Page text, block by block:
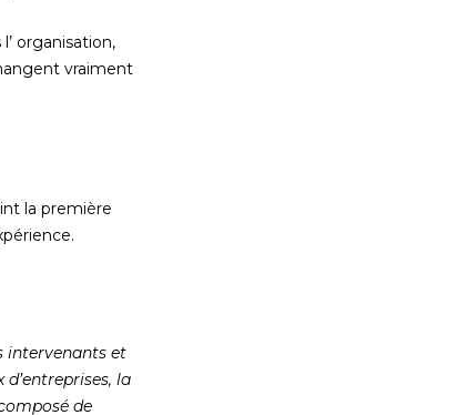
organisation,
vraiment
la première
intervenants et
la
de